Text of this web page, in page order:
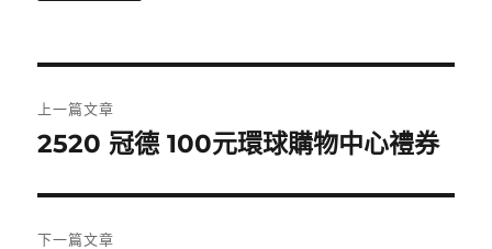
章
覽
上一篇文章
上
篇
文
2520 冠德 100元環球購物中心禮券
下一篇文章